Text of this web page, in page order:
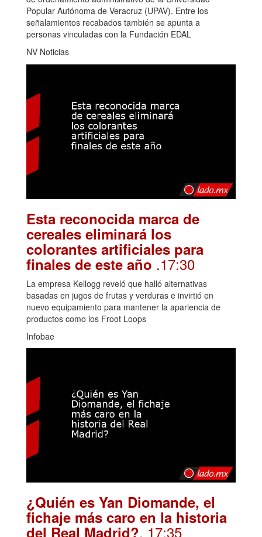
Popular Autónoma de Veracruz (UPAV). Entre los
señalamientos recabados también se apunta a
personas vinculadas con la Fundación EDAL
NV Noticias
Esta reconocida marca de
cereales eliminará los
colorantes artificiales para
finales de este año .17:30
La empresa Kellogg reveló que halló alternativas
basadas en jugos de frutas y verduras e invirtió en
nuevo equipamiento para mantener la apariencia de
productos como los Froot Loops
Infobae
¿Quién es Yan Diomande, el
fichaje más caro en la historia
del Real Madrid?. 17:35